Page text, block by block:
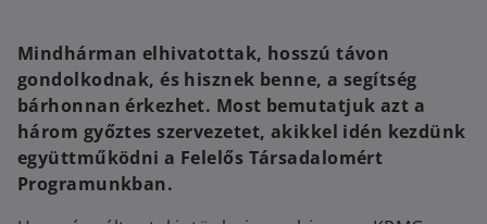
Mindhárman elhivatottak, hosszú távon
gondolkodnak, és hisznek benne, a segítség
bárhonnan érkezhet. Most bemutatjuk azt a
három győztes szervezetet, akikkel idén kezdünk
együttműködni a Felelős Társadalomért
Programunkban.